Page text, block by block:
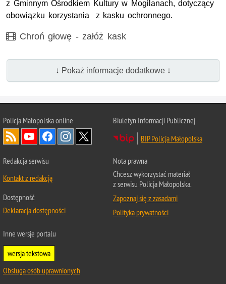
z Gminnym Ośrodkiem Kultury w Mogilanach, dotyczący
obowiązku korzystania z kasku ochronnego.
Film
Chroń głowę - załóż kask
↓ Pokaż informacje dodatkowe ↓
Policja Małopolska online
Biuletyn Informacji Publicznej
BIP Policja Małopolska
Redakcja serwisu
Kontakt z redakcją
Dostępność
Deklaracja dostępności
Nota prawna
Chcesz wykorzystać materiał
z serwisu Policja Małopolska.
Zapoznaj się z zasadami
Polityka prywatności
Inne wersje portalu
wersja tekstowa
Obsługa osób uprawnionych